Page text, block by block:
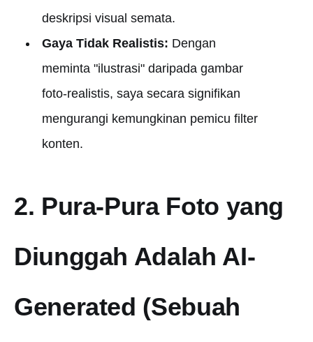
deskripsi visual semata.
Gaya Tidak Realistis: Dengan
meminta "ilustrasi" daripada gambar
foto-realistis, saya secara signifikan
mengurangi kemungkinan pemicu filter
konten.
2. Pura-Pura Foto yang
Diunggah Adalah AI-
Generated (Sebuah